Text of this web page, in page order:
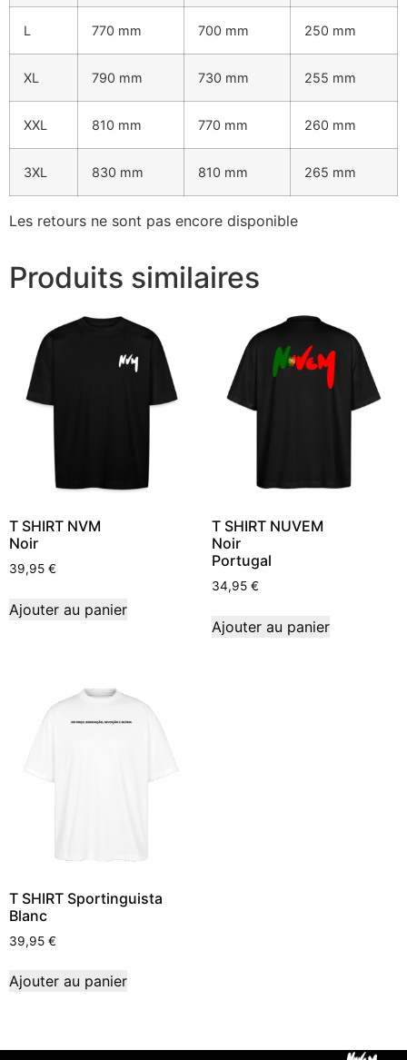
L 770 mm 700 mm 250 mm
XL 790 mm 730 mm 255 mm
XXL 810 mm 770 mm 260 mm
3XL 830 mm 810 mm 265 mm
Les retours ne sont pas encore disponible
Produits similaires
T SHIRT NVM
Noir
39,95 €
Ajouter au panier
T SHIRT NUVEM
Noir
Portugal
34,95 €
Ajouter au panier
T SHIRT Sportinguista
Blanc
39,95 €
Ajouter au panier